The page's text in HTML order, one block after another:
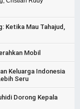
Ketika Mau Tahajud,
Mobil
Keluarga Indonesia
Seru
Dorong Kepala